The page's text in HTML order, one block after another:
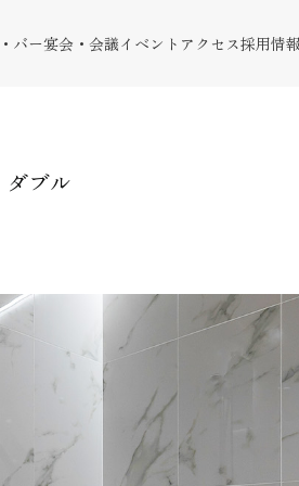
バー宴会・会議イベント アクセス採用情報
ダブル